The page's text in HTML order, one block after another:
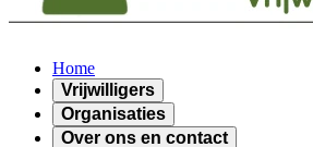
Home
Vrijwilligers
Organisaties
Over ons en contact